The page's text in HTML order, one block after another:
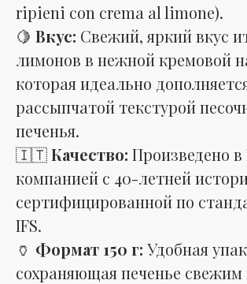
ripieni con crema al limone).
🍋 Вкус: Свежий, яркий вкус
лимонов в нежной кремовой
которая идеально
рассыпчатой текстурой
печенья.
🇮🇹Качество: Произведено
компанией с 40-летней
сертифицированной по
IFS.
🏺 Формат 150 г: Удобная
сохраняющая печенье свежим